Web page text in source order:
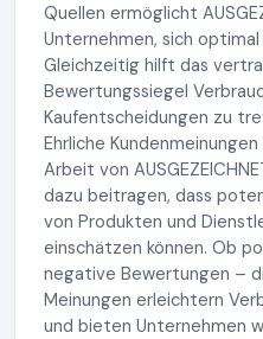
Quellen ermöglicht
Unternehmen, sich
Gleichzeitig hilft das
Bewertungssiegel
Kaufentscheidungen zu
Ehrliche
Arbeit von
dazu beitragen, dass
von Produkten und
einschätzen können. Ob
negative Bewertungen –
Meinungen erleichtern
und bieten Unternehmen